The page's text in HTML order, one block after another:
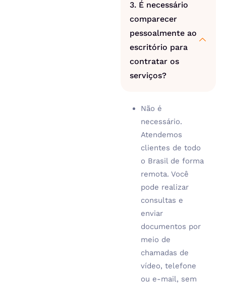
3. É necessário
comparecer
pessoalmente ao
escritório para
contratar os
serviços?
Não é
necessário.
Atendemos
clientes de todo
o Brasil de forma
remota. Você
pode realizar
consultas e
enviar
documentos por
meio de
chamadas de
vídeo, telefone
ou e-mail, sem